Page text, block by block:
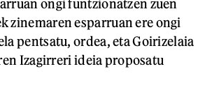
ongi funtzionatzen zuen
zinemaren esparruan ere ongi
pentsatu, ordea, eta Goirizelaia
Izagirreri ideia proposatu